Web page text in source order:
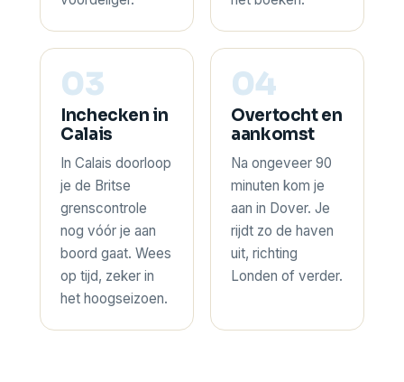
03
Inchecken in
Calais
In Calais doorloop
je de Britse
grenscontrole
nog vóór je aan
boord gaat. Wees
op tijd, zeker in
het hoogseizoen.
04
Overtocht en
aankomst
Na ongeveer 90
minuten kom je
aan in Dover. Je
rijdt zo de haven
uit, richting
Londen of verder.